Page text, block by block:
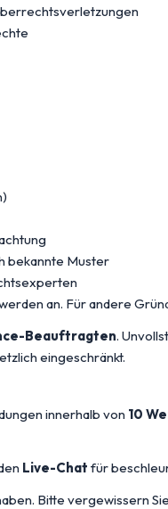
bekannte Muster
an. Für andere
Beauftragten.
eingeschränkt.
innerhalb von 10
Live-Chat für
Bitte vergewissern